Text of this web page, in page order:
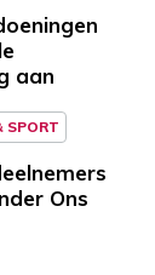
aan
SPORT
Ons